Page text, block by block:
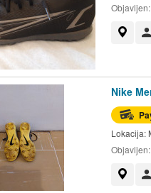
Objavljen:
Nike
Lokacija:
Objavljen: